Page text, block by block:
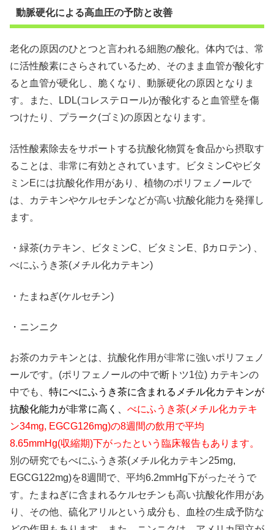
動脈硬化による高血圧の予防と改善
老化の原因のひとつと言われる細胞の酸化。体内では、常
に活性酸素にさらされているため、そのまま血管が酸化す
ると血管が硬化し、脆くなり、動脈硬化の原因となりま
す。また、LDL(コレステロール)が酸化すると血管壁を傷
つけたり、プラーク(ゴミ)の原因となります。
活性酸素除去をサポートする抗酸化物質を食品から摂取す
ることは、非常に有効とされています。ビタミンCやビタ
ミンEには抗酸化作用があり、植物のポリフェノールで
は、カテキンやケルセチンなどが高い抗酸化能力を発揮し
ます。
・緑茶(カテキン、ビタミンC、ビタミンE、βカロテン) 、
べにふうき茶(メチル化カテキン)
・たまねぎ(ケルセチン)
・ニンニク
お茶のカテキンとは、抗酸化作用が非常に強いポリフェノ
ールです。(ポリフェノールの中で断トツ1位) カテキンの
中でも、 特にべにふうき茶に含まれるメチル化カテキンが
抗酸化能力が非常に高く、 べにふうき茶(メチル化カテキ
ン34mg, EGCG126mg)の8週間の飲用で平均
8.65mmHg(収縮期)下がったという臨床報告もあります。
別の研究でもべにふうき茶(メチル化カテキン25mg,
EGCG122mg)を8週間で、平均6.2mmHg下がったそうで
す。たまねぎに含まれるケルセチンも高い抗酸化作用があ
り、その他、硫化アリルという成分も、血栓の生成予防な